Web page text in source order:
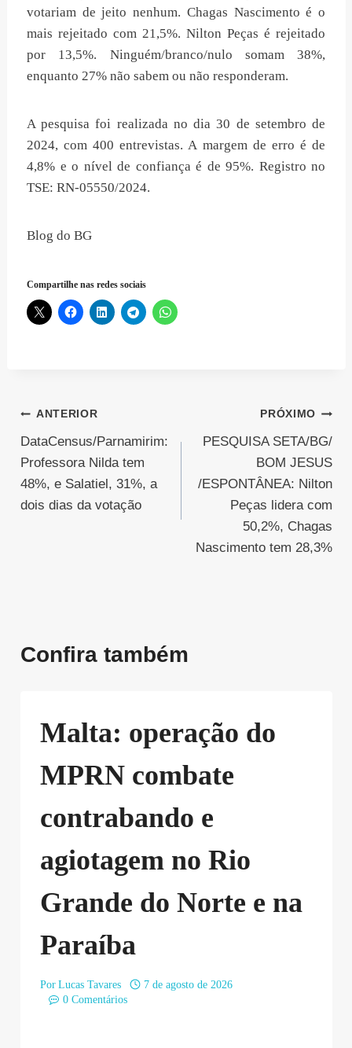
votariam de jeito nenhum. Chagas Nascimento é o
mais rejeitado com 21,5%. Nilton Peças é rejeitado
por 13,5%. Ninguém/branco/nulo somam 38%,
enquanto 27% não sabem ou não responderam.
A pesquisa foi realizada no dia 30 de setembro de
2024, com 400 entrevistas. A margem de erro é de
4,8% e o nível de confiança é de 95%. Registro no
TSE: RN-05550/2024.
Blog do BG
Compartilhe nas redes sociais
Navegação
de
Post
ANTERIOR
DataCensus/Parnamirim:
Professora Nilda tem
48%, e Salatiel, 31%, a
dois dias da votação
PRÓXIMO
PESQUISA SETA/BG/
BOM JESUS
/ESPONTÂNEA: Nilton
Peças lidera com
50,2%, Chagas
Nascimento tem 28,3%
Confira também
Malta: operação do
MPRN combate
contrabando e
agiotagem no Rio
Grande do Norte e na
Paraíba
Por Lucas Tavares
7 de agosto de 2026
0 Comentários